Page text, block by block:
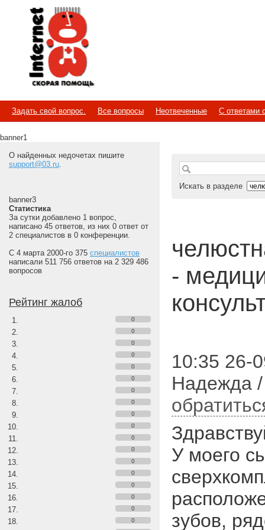
Internet
Скорая помощь
Задать свой вопрос. Все вопросы Неотвеченные С ответами
banner1
О найденных недочетах пишите
support@03.ru.
banner3
Статистика
За сутки добавлено 1 вопрос,
написано 45 ответов, из них 0 ответ от
2 специалистов в 0 конференции.
С 4 марта 2000-го 375 специалистов
написали 511 756 ответов на 2 329 486
вопросов
Рейтинг жалоб
0
0
0
0
0
0
0
0
0
0
0
0
0
0
0
0
0
0
Искать в разделе
-
10:35 26-
Надежда /
У моего
зубов,